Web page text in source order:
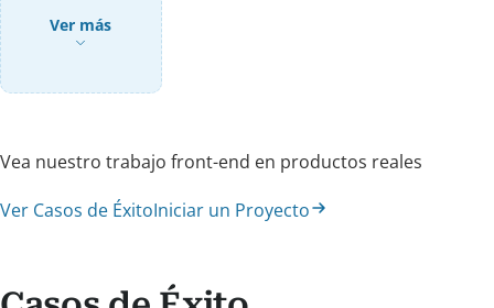
Ver más
Vea nuestro trabajo front-end en productos reales
Ver Casos de ÉxitoIniciar un Proyecto